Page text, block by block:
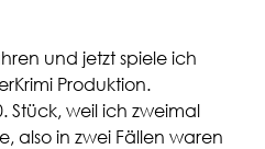
und jetzt spiele ich
Produktion.
Stück, weil ich zweimal
also in zwei Fällen waren